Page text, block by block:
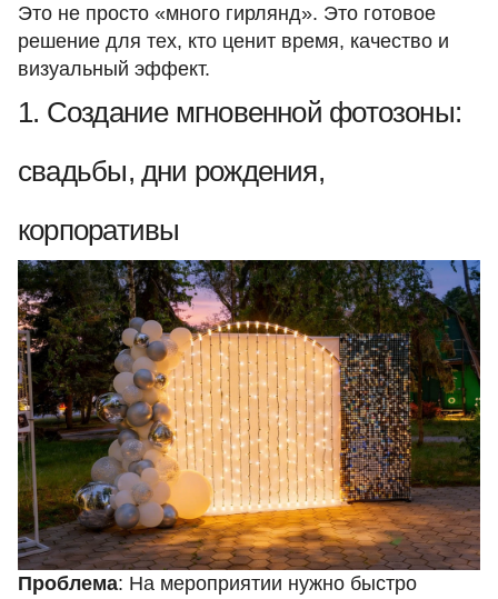
Это не просто «много гирлянд». Это готовое
решение для тех, кто ценит время, качество и
визуальный эффект.
1. Создание мгновенной фотозоны:
свадьбы, дни рождения,
корпоративы
Проблема: На мероприятии нужно быстро